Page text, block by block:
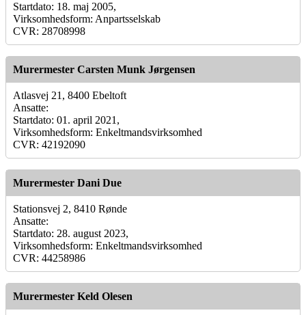
Startdato: 18. maj 2005,
Virksomhedsform: Anpartsselskab
CVR: 28708998
Murermester Carsten Munk Jørgensen
Atlasvej 21, 8400 Ebeltoft
Ansatte:
Startdato: 01. april 2021,
Virksomhedsform: Enkeltmandsvirksomhed
CVR: 42192090
Murermester Dani Due
Stationsvej 2, 8410 Rønde
Ansatte:
Startdato: 28. august 2023,
Virksomhedsform: Enkeltmandsvirksomhed
CVR: 44258986
Murermester Keld Olesen